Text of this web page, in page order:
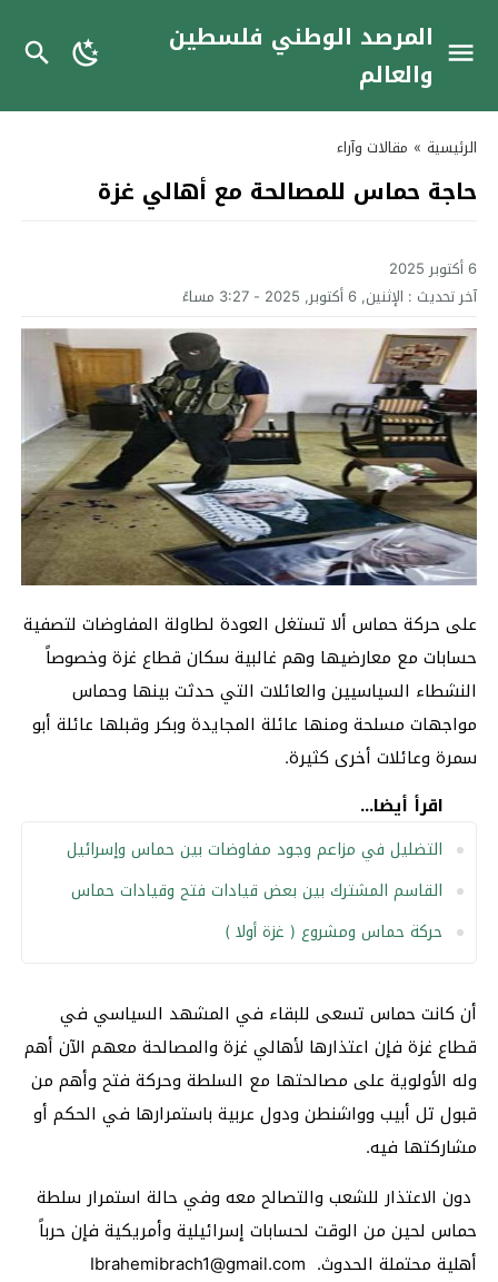
المرصد الوطني فلسطين
والعالم
الرئيسية » مقالات وآراء
حاجة حماس للمصالحة مع أهالي غزة
6 أكتوبر 2025
آخر تحديث : الإثنين, 6 أكتوبر, 2025 - 3:27 مساءً
على حركة حماس ألا تستغل العودة لطاولة المفاوضات لتصفية
حسابات مع معارضيها وهم غالبية سكان قطاع غزة وخصوصاً
النشطاء السياسيين والعائلات التي حدثت بينها وحماس
مواجهات مسلحة ومنها عائلة المجايدة وبكر وقبلها عائلة أبو
سمرة وعائلات أخرى كثيرة.
اقرأ أيضا...
التضليل في مزاعم وجود مفاوضات بين حماس وإسرائيل
القاسم المشترك بين بعض قيادات فتح وقيادات حماس
حركة حماس ومشروع ( غزة أولا )
أن كانت حماس تسعى للبقاء في المشهد السياسي في
قطاع غزة فإن اعتذارها لأهالي غزة والمصالحة معهم الآن أهم
وله الأولوية على مصالحتها مع السلطة وحركة فتح وأهم من
قبول تل أبيب وواشنطن ودول عربية باستمرارها في الحكم أو
مشاركتها فيه.
دون الاعتذار للشعب والتصالح معه وفي حالة استمرار سلطة
حماس لحين من الوقت لحسابات إسرائيلية وأمريكية فإن حرباً
أهلية محتملة الحدوث. Ibrahemibrach1@gmail.com